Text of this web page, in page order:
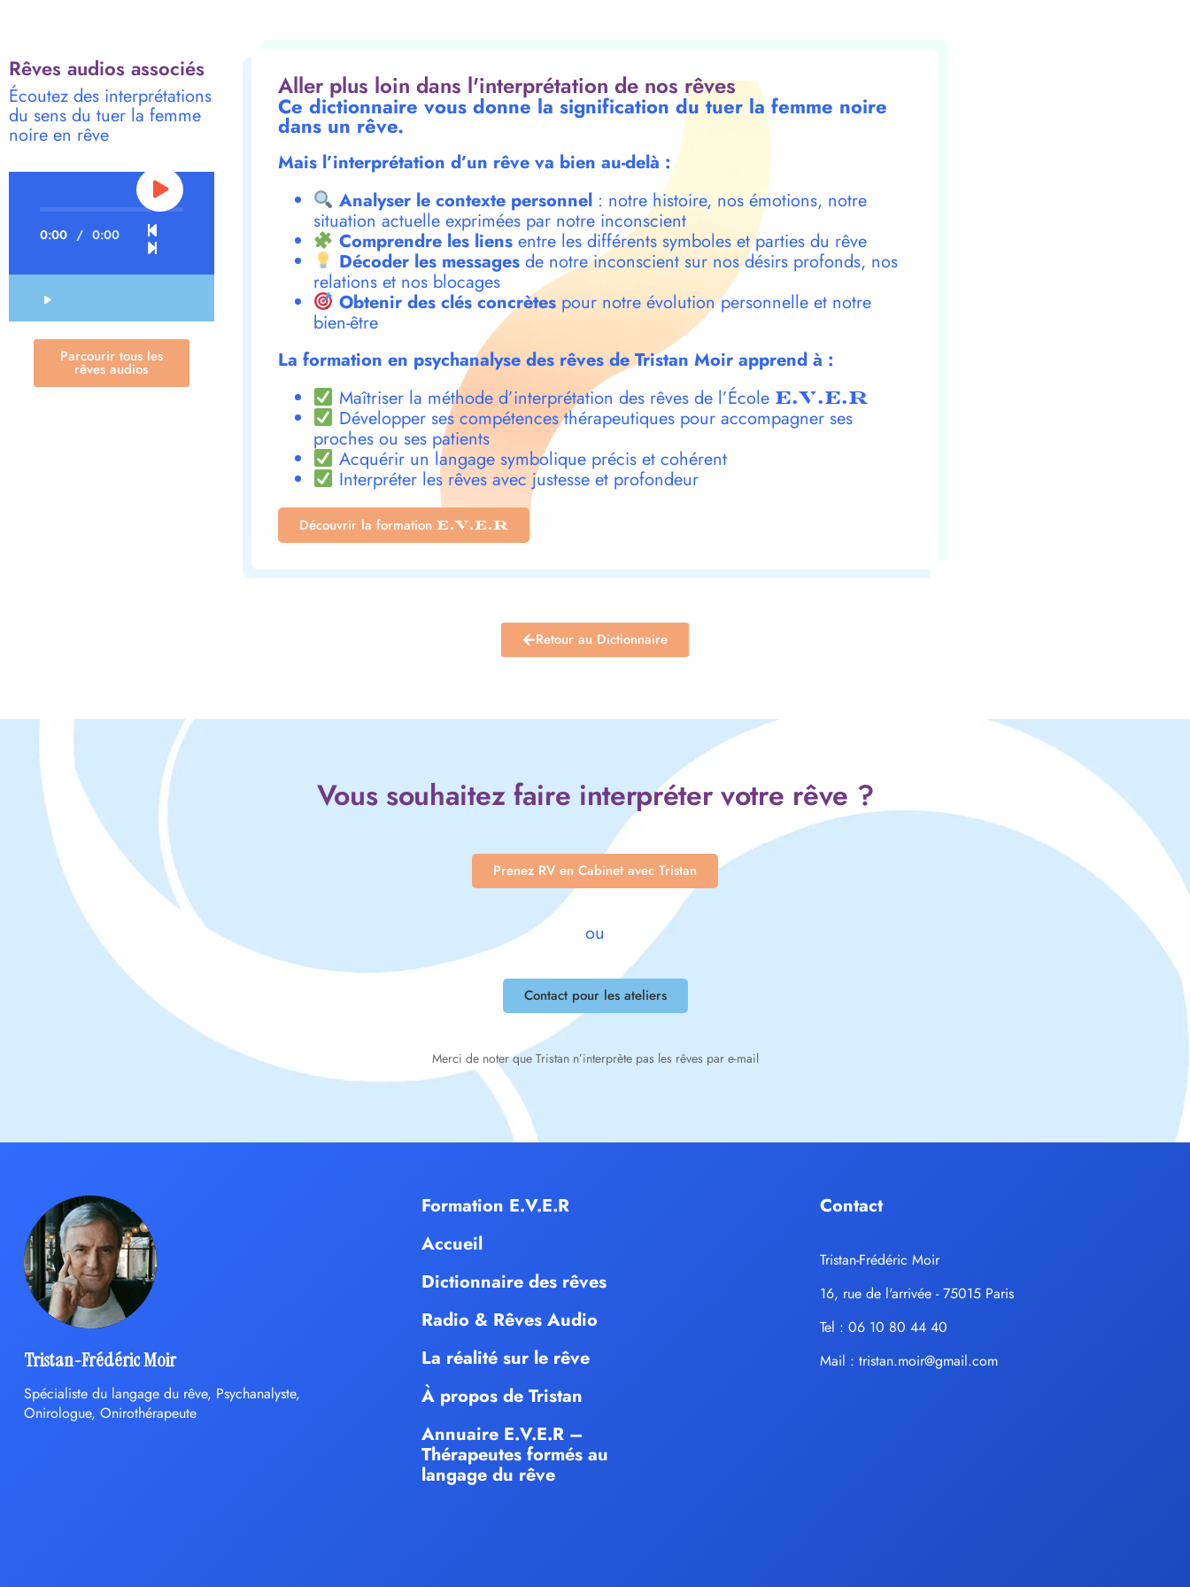
Rêves audios associés
Écoutez des interprétations
du sens du tuer la femme
noire en rêve
0:00 / 0:00
Parcourir tous les
rêves audios
Aller plus loin dans l'interprétation de nos rêves
Ce dictionnaire vous donne la signification du tuer la femme noire
dans un rêve.
Mais l’interprétation d’un rêve va bien au-delà :
Analyser le contexte personnel: notre histoire, nos émotions, notre
situation actuelle exprimées par notre inconscient
Comprendre les liensentre les différents symboles et parties du rêve
Décoder les messagesde notre inconscient sur nos désirs profonds, nos
relations et nos blocages
Obtenir des clés concrètespour notre évolution personnelle et notre
bien-être
La formation en psychanalyse des rêves de Tristan Moir apprend à :
Maîtriser la méthode d’interprétation des rêves de l’École E.V.E.R
Développer ses compétences thérapeutiques pour accompagner ses
proches ou ses patients
Acquérir un langage symbolique précis et cohérent
Interpréter les rêves avec justesse et profondeur
Découvrir la formation E.V.E.R
Retour au Dictionnaire
Vous souhaitez faire interpréter votre rêve ?
Prenez RV en Cabinet avec Tristan
ou
Contact pour les ateliers
Merci de noter que Tristan n’interprète pas les rêves par e-mail
Tristan-Frédéric Moir
Spécialiste du langage du rêve, Psychanalyste,
Onirologue, Onirothérapeute
Formation E.V.E.R
Accueil
Dictionnaire des rêves
Radio & Rêves Audio
La réalité sur le rêve
À propos de Tristan
Annuaire E.V.E.R –
Thérapeutes formés au
langage du rêve
Contact
Tristan-Frédéric Moir
16, rue de l'arrivée - 75015 Paris
Tel : 06 10 80 44 40
Mail :tristan.moir@gmail.com